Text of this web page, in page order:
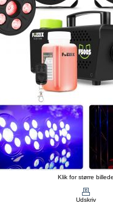
Klik for større
Udskriv